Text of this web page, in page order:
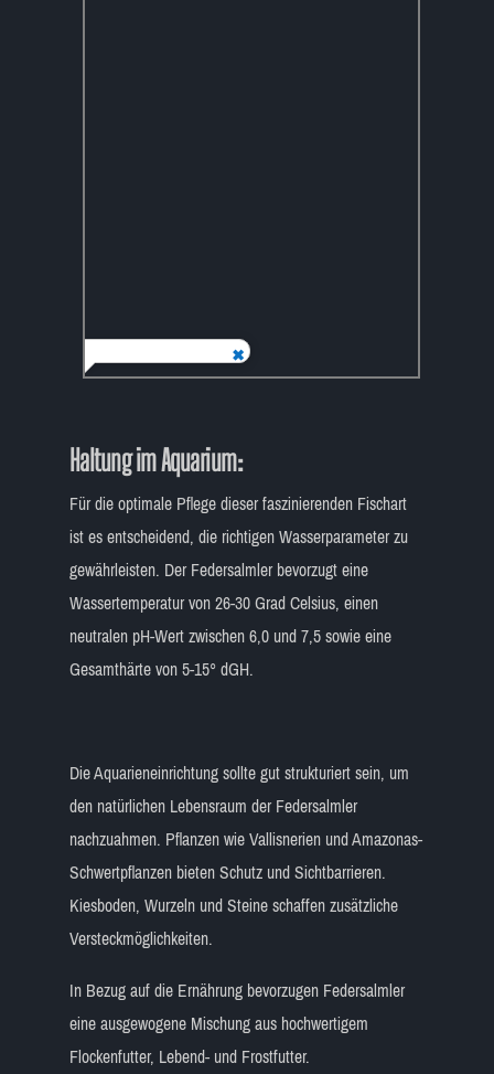
Haltung im Aquarium:
Für die optimale Pflege dieser faszinierenden Fischart
ist es entscheidend, die richtigen Wasserparameter zu
gewährleisten. Der Federsalmler bevorzugt eine
Wassertemperatur von 26-30 Grad Celsius, einen
neutralen pH-Wert zwischen 6,0 und 7,5 sowie eine
Gesamthärte von 5-15° dGH.
Die Aquarieneinrichtung sollte gut strukturiert sein, um
den natürlichen Lebensraum der Federsalmler
nachzuahmen. Pflanzen wie Vallisnerien und Amazonas-
Schwertpflanzen bieten Schutz und Sichtbarrieren.
Kiesboden, Wurzeln und Steine schaffen zusätzliche
Versteckmöglichkeiten.
In Bezug auf die Ernährung bevorzugen Federsalmler
eine ausgewogene Mischung aus hochwertigem
Flockenfutter, Lebend- und Frostfutter.